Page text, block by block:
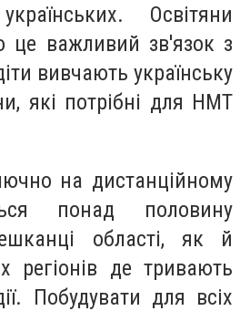
Освітяни
це важливий зв'язок з
вивчають українську
які потрібні для НМТ
на дистанційному
понад половину
області, як й
регіонів де тривають
Побудувати для всіх